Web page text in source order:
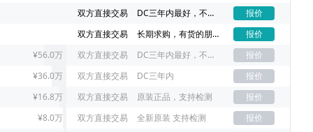
双方直接交易 DC三年内最好，不同DC价格不一样
报价
双方直接交易 长期求购，有货的朋友请联系我吧
报价
¥56.0万 双方直接交易 DC三年内最好，不同DC价格不一样
报价
¥36.0万 双方直接交易 DC三年内
报价
¥16.8万 双方直接交易 原装正品，支持检测
报价
¥8.0万 双方直接交易 全新原装 支持检测
报价